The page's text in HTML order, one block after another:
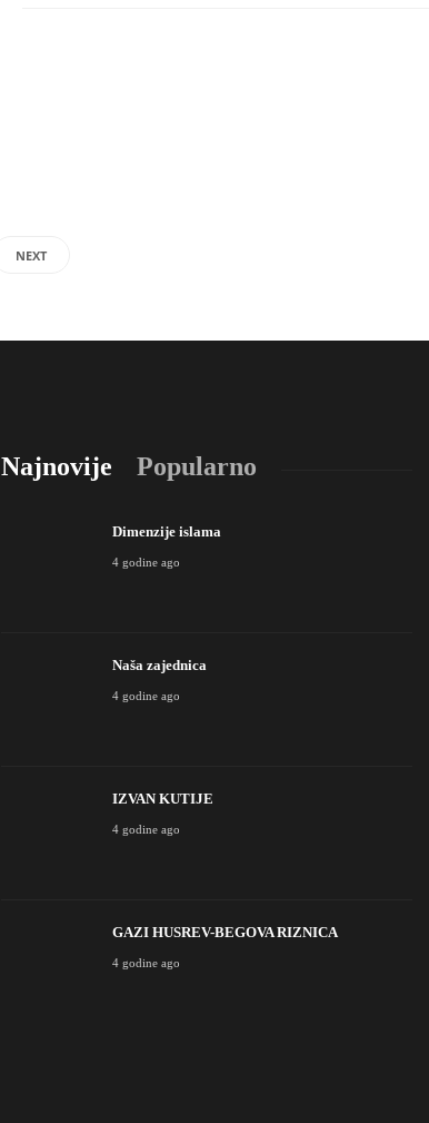
NEXT
Najnovije Popularno
Dimenzije islama
4 godine ago
Naša zajednica
4 godine ago
IZVAN KUTIJE
4 godine ago
GAZI HUSREV-BEGOVA RIZNICA
4 godine ago